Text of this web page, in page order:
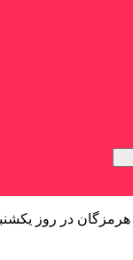
در روز یکشنبه ۱۲